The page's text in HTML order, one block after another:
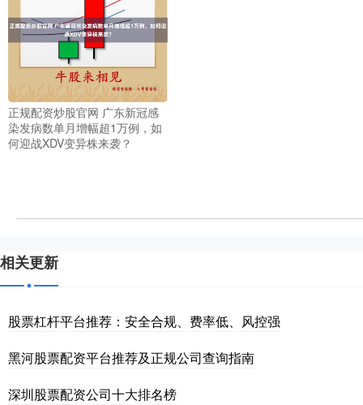
正规配资炒股官网 广东新冠感
染发病数单月增幅超1万例，如
何迎战XDV变异株来袭？
相关更新
股票杠杆平台推荐：安全合规、费率低、风控强
黑河股票配资平台推荐及正规公司查询指南
深圳股票配资公司十大排名榜